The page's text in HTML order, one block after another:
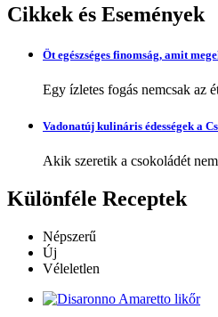
Cikkek és Események
Öt egészséges finomság, amit
Egy ízletes fogás nemcsak az
Vadonatúj kulináris édességek a
Akik szeretik a csokoládét
Különféle Receptek
Népszerű
Új
Véleletlen